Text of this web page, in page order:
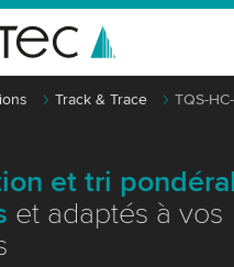
Track & Trace TQS-
et tri pondéral
et adaptés à vos